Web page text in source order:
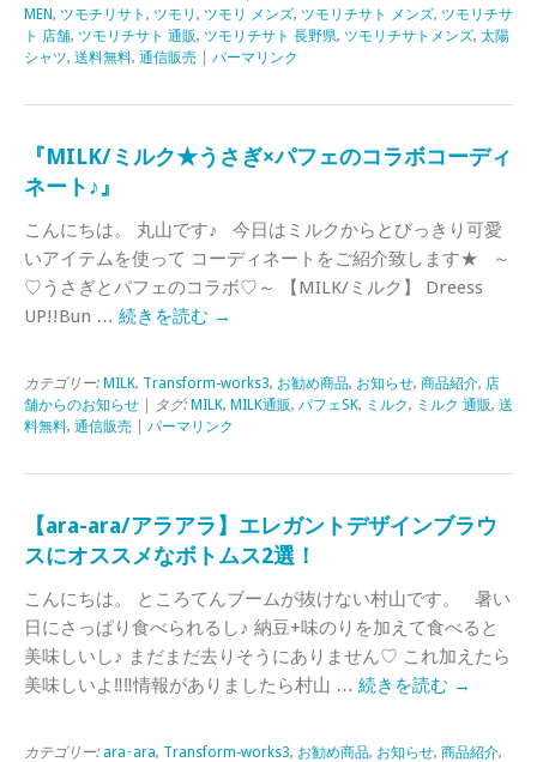
MEN, ツモチリサト , ツモリ , ツモリ メンズ, ツモリチサト メンズ, ツモリチサ
ト 店舗, ツモリチサト 通販, ツモリチサト 長野県, ツモリチサトメンズ, 太陽
シャツ, 送料無料, 通信販売 パーマリンク
『MILK/ミルク★うさぎ×パフェのコラボコーディ
ネート♪』
こんにちは。 丸山です♪ 今日はミルクからとびっきり可愛
いアイテムを使って コーディネートをご紹介致します★ ～
♡うさぎとパフェのコラボ♡～ 【MILK/ミルク】 Dreess
UP!!Bun … 続きを読む →
カテゴリー: MILK, Transform-works3, お勧め商品, お知らせ, 商品紹介, 店
舗からのお知らせ | タグ: MILK, MILK通販, パフェSK, ミルク, ミルク 通販, 送
料無料, 通信販売 パーマリンク
【ara-ara/アラアラ】エレガントデザインブラウ
スにオススメなボトムス2選！
こんにちは。 ところてんブームが抜けない村山です。 暑い
日にさっぱり食べられるし♪ 納豆+味のりを加えて食べると
美味しいし♪ まだまだ去りそうにありません♡ これ加えたら
美味しいよ‼‼情報がありましたら村山 … 続きを読む →
カテゴリー: ara･ara, Transform-works3, お勧め商品, お知らせ, 商品紹介,